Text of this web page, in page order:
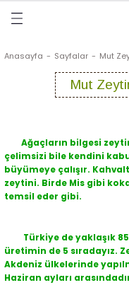
(Soğuk Sıkım)
Anasayfa Sayfalar Mut
Mut
Ağaçların bilgesi
çelimsizi bile kendini
büyümeye çalışır.
zeytini. Birde Mis gibi
temsil eder gibi.
Türkiye de yaklaşık
üretimin de 5 sıradayız.
Akdeniz ülkelerinde
Haziran ayları